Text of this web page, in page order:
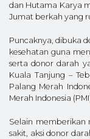
dan Hutama Karya
Jumat berkah yang
Puncaknya, dibuka
kesehatan guna
serta donor darah
Kuala Tanjung –
Palang Merah
Merah Indonesia
Selain memberikan
sakit, aksi donor